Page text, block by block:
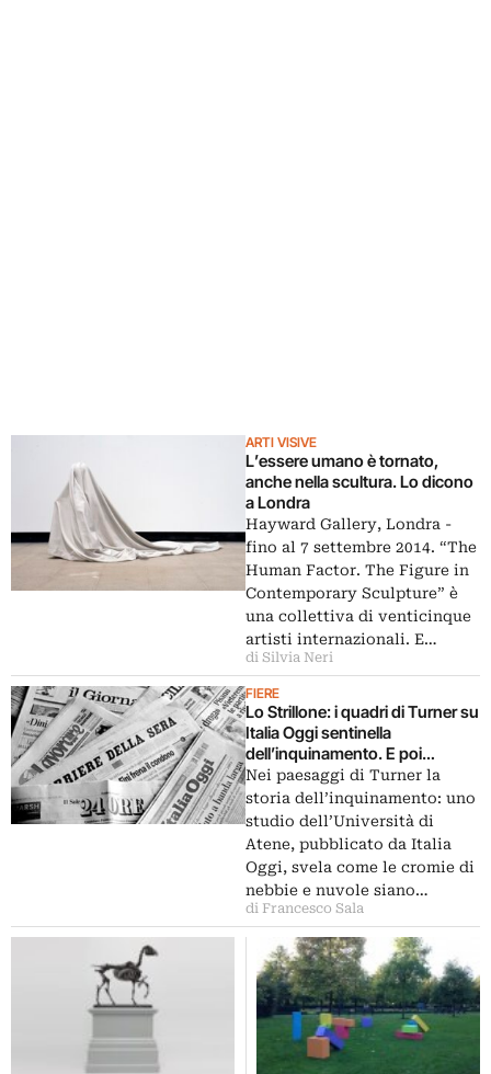
ARTI VISIVE
L’essere umano è tornato,
anche nella scultura. Lo dicono
a Londra
Hayward Gallery, Londra -
fino al 7 settembre 2014. “The
Human Factor. The Figure in
Contemporary Sculpture” è
una collettiva di venticinque
artisti internazionali. E…
di Silvia Neri
FIERE
Lo Strillone: i quadri di Turner su
Italia Oggi sentinella
dell’inquinamento. E poi
Raffaello restaurato,
Franchesini contro la tv, Firenze
riscopre Bandinelli…
Nei paesaggi di Turner la
storia dell’inquinamento: uno
studio dell’Università di
Atene, pubblicato da Italia
Oggi, svela come le cromie di
nebbie e nuvole siano…
di Francesco Sala